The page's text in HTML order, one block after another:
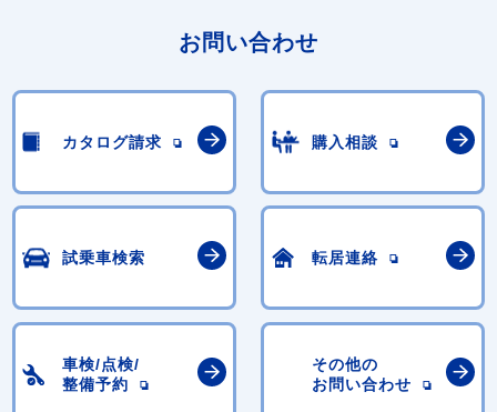
お問い合わせ
カタログ請求 購入相談
試乗車検索 転居連絡
車検/点検/
整備予約
その他の
お問い合わせ